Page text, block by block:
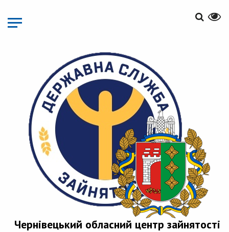
основного
матеріалу
Чернівецький обласний центр зайнятості